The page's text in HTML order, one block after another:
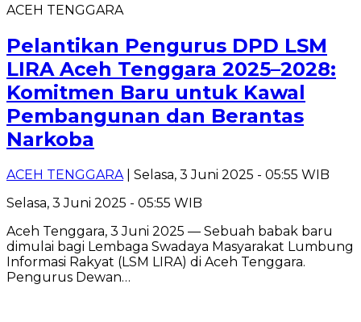
ACEH TENGGARA
Pelantikan Pengurus DPD LSM
LIRA Aceh Tenggara 2025–2028:
Komitmen Baru untuk Kawal
Pembangunan dan Berantas
Narkoba
ACEH TENGGARA| Selasa, 3 Juni 2025 - 05:55 WIB
Selasa, 3 Juni 2025 - 05:55 WIB
Aceh Tenggara, 3 Juni 2025 — Sebuah babak baru
dimulai bagi Lembaga Swadaya Masyarakat Lumbung
Informasi Rakyat (LSM LIRA) di Aceh Tenggara.
Pengurus Dewan…